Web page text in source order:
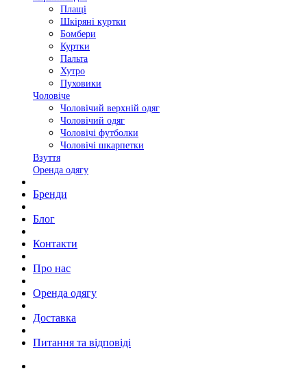
Плащі
Шкіряні куртки
Бомбери
Куртки
Пальта
Хутро
Пуховики
Чоловіче
Чоловічий верхній одяг
Чоловічий одяг
Чоловічі футболки
Чоловічі шкарпетки
Взуття
Оренда одягу
Бренди
Блог
Контакти
Про нас
Оренда одягу
Доставка
Питання та відповіді